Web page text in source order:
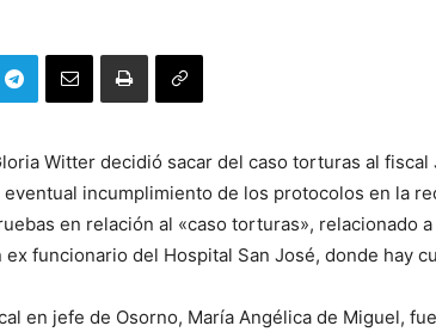
Witter decidió sacar del caso torturas al fiscal
incumplimiento de los protocolos en la
en relación al «caso torturas», relacionado
funcionario del Hospital San José, donde hay
en jefe de Osorno, María Angélica de Miguel,